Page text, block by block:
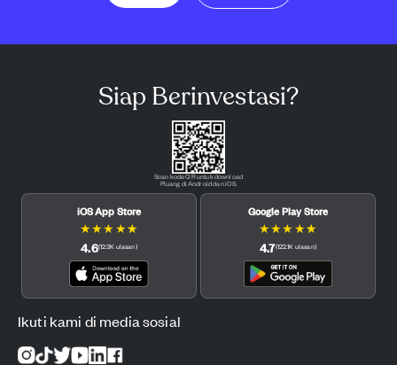
Siap Berinvestasi?
Scan kode QR untuk download
Pluang di Android dan iOS.
iOS App Store
★★★ ★★
4.6(12.3K ulasan)
Google Play Store
★★★ ★★
4.7(122.1K ulasan)
Ikuti kami di media sosial